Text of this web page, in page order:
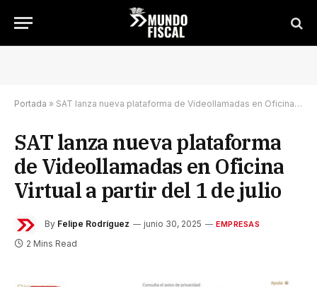
Portada » SAT lanza nueva plataforma de Videollamadas en Oficina Virtual a partir del 1 de julio
SAT lanza nueva plataforma
de Videollamadas en Oficina
Virtual a partir del 1 de julio
By Felipe Rodríguez junio 30, 2025 EMPRESAS
2 Mins Read